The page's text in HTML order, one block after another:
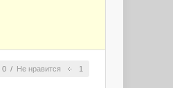
0 / Не нравится 1